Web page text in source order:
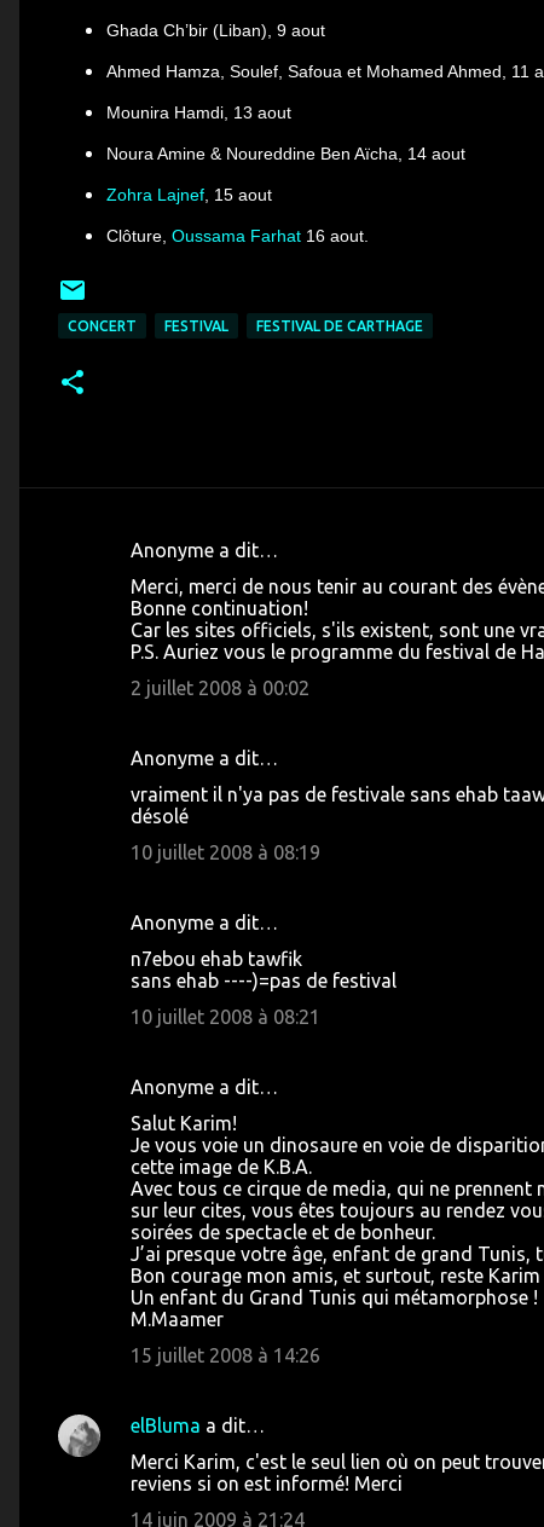
Ghada Ch’bir (Liban), 9 aout
Ahmed Hamza, Soulef, Safoua et Mohamed Ahmed, 11
Mounira Hamdi, 13 aout
Noura Amine & Noureddine Ben Aïcha, 14 aout
Zohra Lajnef, 15 aout
Clôture, Oussama Farhat 16 aout.
CONCERT FESTIVAL FESTIVAL DE CARTHAGE
Anonyme a dit…
Merci, merci de nous tenir au courant des
Bonne continuation!
Car les sites officiels, s'ils existent, sont une
P.S. Auriez vous le programme du festival de
2 juillet 2008 à 00:02
Anonyme a dit…
vraiment il n'ya pas de festivale sans ehab
désolé
10 juillet 2008 à 08:19
Anonyme a dit…
n7ebou ehab tawfik
sans ehab ----)=pas de festival
10 juillet 2008 à 08:21
Anonyme a dit…
Salut Karim!
Je vous voie un dinosaure en voie de
cette image de K.B.A.
Avec tous ce cirque de media, qui ne prennent
sur leur cites, vous êtes toujours au rendez
soirées de spectacle et de bonheur.
J’ai presque votre âge, enfant de grand
Bon courage mon amis, et surtout, reste
Un enfant du Grand Tunis qui métamorphose !
M.Maamer
15 juillet 2008 à 14:26
elBluma a dit…
Merci Karim, c'est le seul lien où on peut
reviens si on est informé! Merci
14 juin 2009 à 21:24